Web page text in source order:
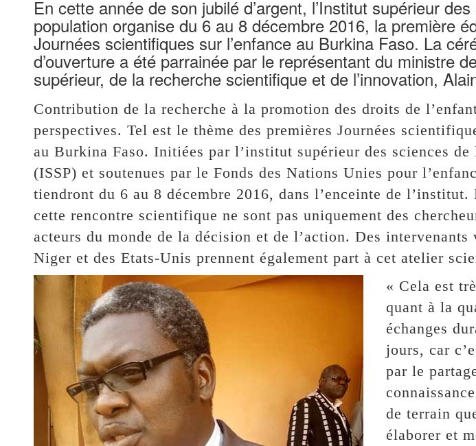
En cette année de son jubilé d’argent, l’Institut supérieur
population organise du 6 au 8 décembre 2016, la première
Journées scientifiques sur l’enfance au Burkina Faso. La
d’ouverture a été parrainée par le représentant du ministre
supérieur, de la recherche scientifique et de l’innovation,
Contribution de la recherche à la promotion des droits de
perspectives. Tel est le thème des premières Journées
au Burkina Faso. Initiées par l’institut supérieur des sciences
(ISSP) et soutenues par le Fonds des Nations Unies pour
tiendront du 6 au 8 décembre 2016, dans l’enceinte de
cette rencontre scientifique ne sont pas uniquement des
acteurs du monde de la décision et de l’action. Des
Niger et des Etats-Unis prennent également part à cet atelier
« Cela est
quant à la
échanges
jours, car
par le
de terrain
élaborer et